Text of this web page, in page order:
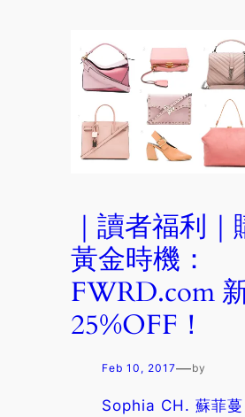
｜讀者福利
黃金時機：
FWRD.com
25%OFF！
Feb 10, 2017—by
Sophia CH. 蘇菲蔓